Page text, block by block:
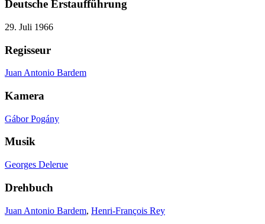
Deutsche Erstaufführung
29. Juli 1966
Regisseur
Juan Antonio Bardem
Kamera
Gábor Pogány
Musik
Georges Delerue
Drehbuch
Juan Antonio Bardem, Henri-François Rey